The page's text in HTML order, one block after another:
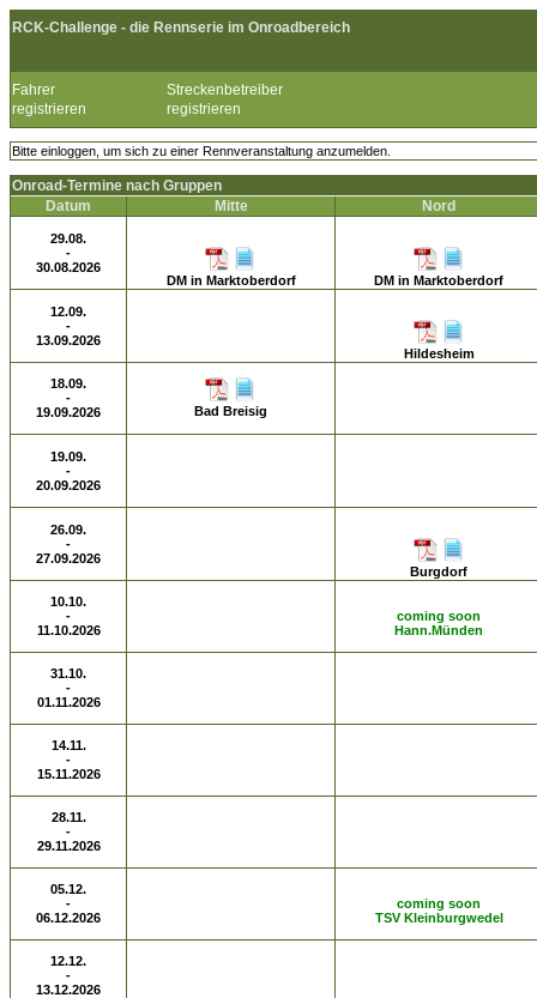
RCK-Challenge - die Rennserie im Onroadbereich
Fahrer
Streckenbetreiber
registrieren
registrieren
Bitte einloggen, um sich zu einer Rennveranstaltung anzumelden.
Onroad-Termine nach Gruppen
Datum
Mitte Nord
29.08.
-
30.08.2026
DM in Marktoberdorf
DM in Marktoberdorf
12.09.
-
13.09.2026
Hildesheim
18.09.
-
19.09.2026
Bad Breisig
19.09.
-
20.09.2026
26.09.
-
27.09.2026
Burgdorf
10.10.
-
11.10.2026
coming soon
Hann.Münden
31.10.
-
01.11.2026
14.11.
-
15.11.2026
28.11.
-
29.11.2026
05.12.
-
06.12.2026
coming soon
TSV Kleinburgwedel
12.12.
-
13.12.2026